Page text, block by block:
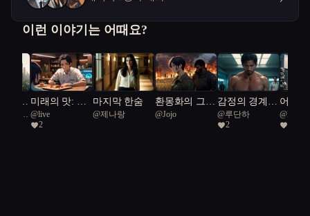
이런 이야기는 어때요?
미래의 맛: 캡
슐 속에 잊혀
진 온기
@live
2
마지막 한숨
@제나랑
환몽화의 그림
자 아래 아이
@Jojo
감정의 경계,
시간의 고리
@루단하
2
어머
극
@live